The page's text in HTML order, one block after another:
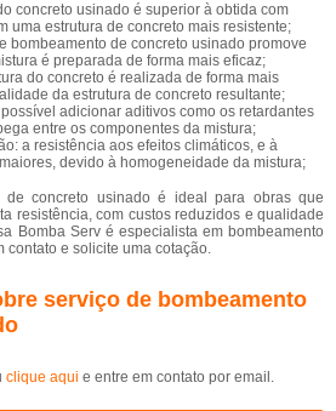
concreto usinado é superior à obtida com
uma estrutura de concreto mais resistente;
bombeamento de concreto usinado promove
é preparada de forma mais eficaz;
do concreto é realizada de forma mais
da estrutura de concreto resultante;
adicionar aditivos como os retardantes
entre os componentes da mistura;
a resistência aos efeitos climáticos, e à
devido à homogeneidade da mistura;
de concreto usinado é ideal para obras que
resistência, com custos reduzidos e qualidade
Bomba Serv é especialista em bombeamento
contato e solicite uma cotação.
serviço de bombeamento
clique aqui e entre em contato por email.